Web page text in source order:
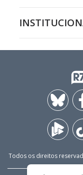
Todos os direitos